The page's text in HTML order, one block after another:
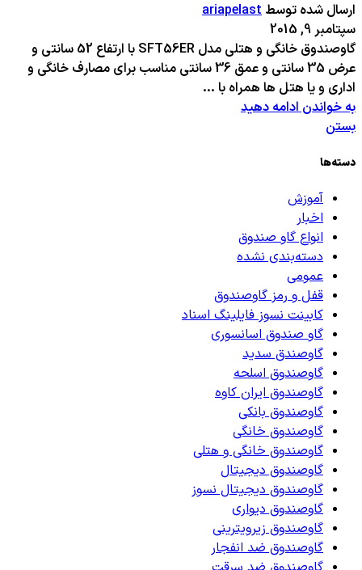
ارسال شده توسط ariapelast
سپتامبر 9, 2015
گاوصندوق خانگی و هتلی مدل SFT56ER با ارتفاع 52 سانتی و
عرض 35 سانتی و عمق 36 سانتی مناسب برای مصارف خانگی و
اداری و یا هتل ها همراه با ...
به خواندن ادامه دهید
بستن
دسته‌ها
آموزش
اخبار
انواع گاو صندوق
دسته‌بندی نشده
عمومی
قفل و رمز گاوصندوق
کابینت نسوز فایلینگ اسناد
گاو صندوق اسانسوری
گاوصندق سدید
گاوصندوق اسلحه
گاوصندوق ایران کاوه
گاوصندوق بانکی
گاوصندوق خانگی
گاوصندوق خانگی و هتلی
گاوصندوق دیجیتال
گاوصندوق دیجیتال نسوز
گاوصندوق دیواری
گاوصندوق زیرویترینی
گاوصندوق ضد انفجار